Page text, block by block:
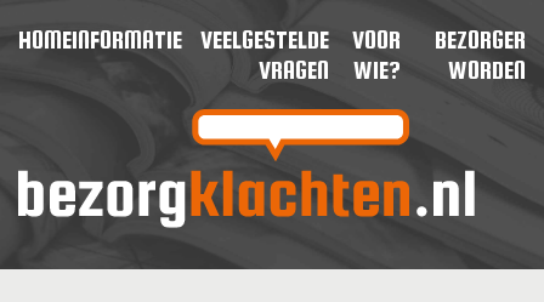
HOMEINFORMATIE
VEELGESTELDE
VRAGEN
VOOR
WIE?
BEZORGER
WORDEN